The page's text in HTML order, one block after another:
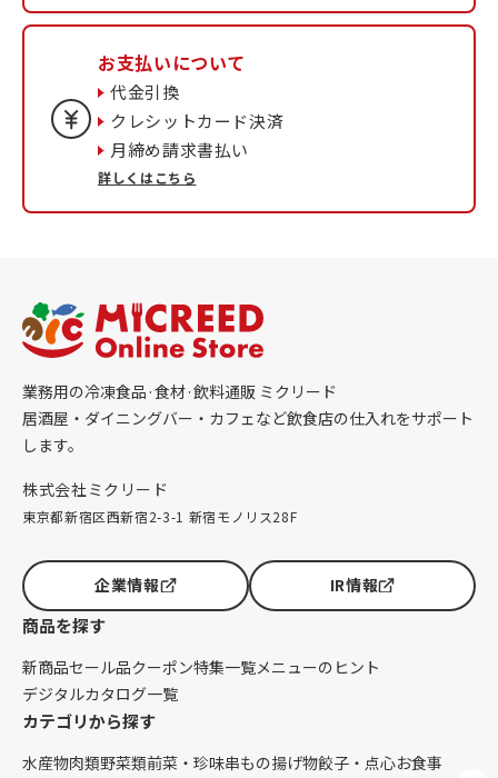
お支払いについて
代金引換
クレシットカード決済
月締め請求書払い
詳しくはこちら
業務用の冷凍食品·食材·飲料通販 ミクリード
居酒屋・ダイニングバー・カフェなど飲食店の仕入れをサポート
します。
株式会社ミクリード
東京都新宿区西新宿2-3-1 新宿モノリス28F
企業情報 IR情報
商品を探す
新商品セール品クーポン特集一覧メニューのヒント
デジタルカタログ一覧
カテゴリから探す
水産物肉類野菜類前菜・珍味串もの揚げ物餃子・点心お食事